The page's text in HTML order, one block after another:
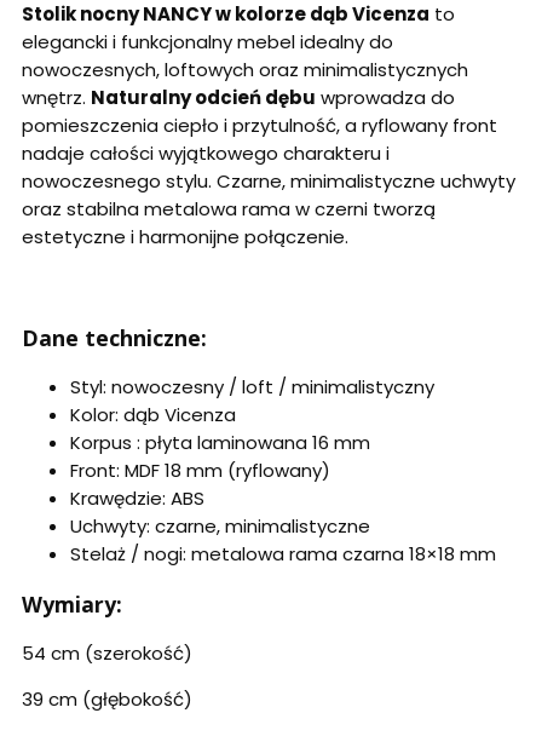
Stolik nocny NANCY w kolorze dąb Vicenza to
elegancki i funkcjonalny mebel idealny do
nowoczesnych,loftowych oraz minimalistycznych
wnętrz. Naturalny odcień dębu wprowadza do
pomieszczenia ciepło i przytulność, a ryflowany front
nadaje całości wyjątkowego charakteru i
nowoczesnego stylu. Czarne, minimalistyczne uchwyty
oraz stabilna metalowa rama w czerni tworzą
estetyczne i harmonijne połączenie.
Dane techniczne:
Styl: nowoczesny / loft / minimalistyczny
Kolor: dąb Vicenza
Korpus : płyta laminowana 16 mm
Front: MDF 18 mm (ryflowany)
Krawędzie: ABS
Uchwyty: czarne, minimalistyczne
Stelaż / nogi: metalowa rama czarna 18×18 mm
Wymiary:
54 cm (szerokość)
39 cm (głębokość)